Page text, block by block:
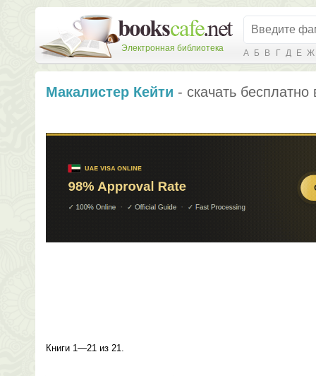
Электронная библиотека А Б В Г Д Е Ж
Макалистер Кейти - скачать бесплатно
Книги 1—21 из 21.